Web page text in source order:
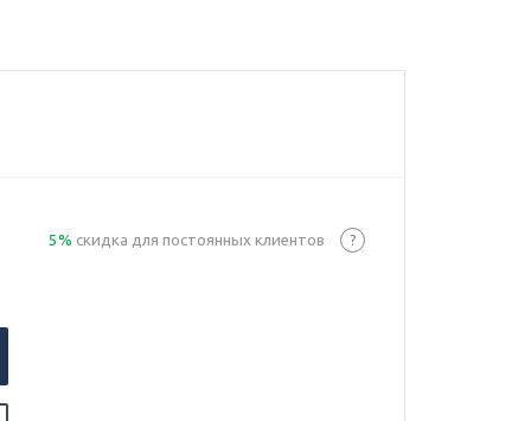
5% скидка для постоянных клиентов ?